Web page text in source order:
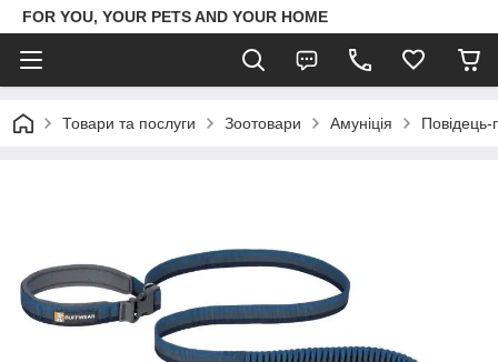
FOR YOU, YOUR PETS AND YOUR HOME
Товари та послуги Зоотовари Амуніція